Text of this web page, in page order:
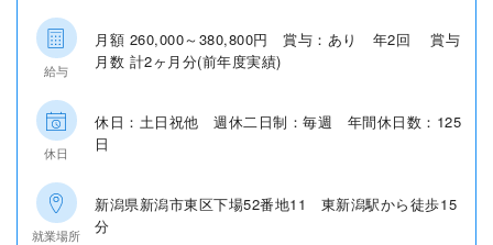
給与
月額 260,000～380,800円 賞与：あり 年2回 賞与
月数 計2ヶ月分(前年度実績)
休日
休日：土日祝他 週休二日制：毎週 年間休日数：125
日
就業場所
新潟県新潟市東区下場52番地11 東新潟駅から徒歩15
分